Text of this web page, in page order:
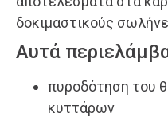
δοκιμαστικούς
Αυτά
πυροδότηση του
κυττάρων